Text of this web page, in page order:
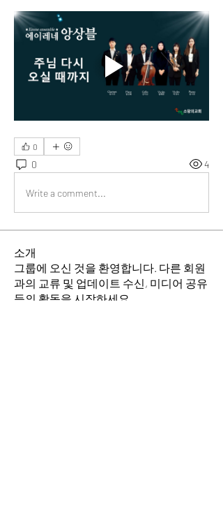
0
0 4
Write a comment...
소개
그룹에 오신 것을 환영합니다. 다른 회원
과의 교류 및 업데이트 수신, 미디어 공유
등의 활동을 시작하세요.